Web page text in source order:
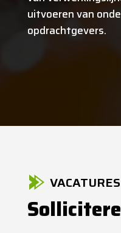
uitvoeren van
opdrachtgevers.
VACATURES